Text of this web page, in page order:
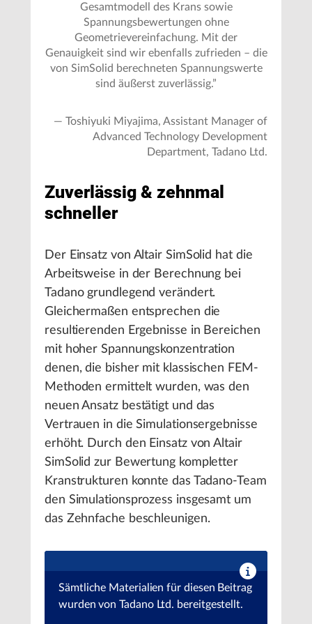
Gesamtmodell des Krans sowie
Spannungsbewertungen ohne
Geometrievereinfachung. Mit der
Genauigkeit sind wir ebenfalls zufrieden – die
von SimSolid berechneten Spannungswerte
sind äußerst zuverlässig.”
— Toshiyuki Miyajima, Assistant Manager of
Advanced Technology Development
Department, Tadano Ltd.
Zuverlässig & zehnmal
schneller
Der Einsatz von Altair SimSolid hat die
Arbeitsweise in der Berechnung bei
Tadano grundlegend verändert.
Gleichermaßen entsprechen die
resultierenden Ergebnisse in Bereichen
mit hoher Spannungskonzentration
denen, die bisher mit klassischen FEM-
Methoden ermittelt wurden, was den
neuen Ansatz bestätigt und das
Vertrauen in die Simulationsergebnisse
erhöht. Durch den Einsatz von Altair
SimSolid zur Bewertung kompletter
Kranstrukturen konnte das Tadano-Team
den Simulationsprozess insgesamt um
das Zehnfache beschleunigen.
Sämtliche Materialien für diesen Beitrag
wurden von Tadano Ltd. bereitgestellt.